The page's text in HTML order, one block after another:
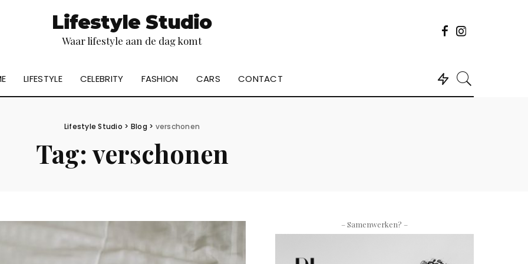
Lifestyle Studio
Waar lifestyle aan de dag komt
LIFESTYLE CELEBRITY FASHION CARS CONTACT
Lifestyle Studio > Blog > verschonen
Tag:verschonen
– Samenwerken? –